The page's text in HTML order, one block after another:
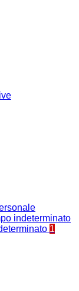
indeterminato
1